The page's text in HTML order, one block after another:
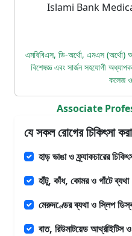
Islami Bank
এমবিবিএস, ডি-অর্থো, এমএস (অর্থো)
বিশেষজ্ঞ এবং সার্জন সহযোগী
কলেজ ও
Associate
যে সকল রোগের চিকিৎসা
হাড় ভাঙা ও ফ্র্যাকচারের
হাঁটু, কাঁধ, কোমর ও গাঁটে ব্যথা
মেরুদণ্ডের ব্যথা ও স্লিপ
বাত, রিউমাটয়েড আর্থ্রাইটিস